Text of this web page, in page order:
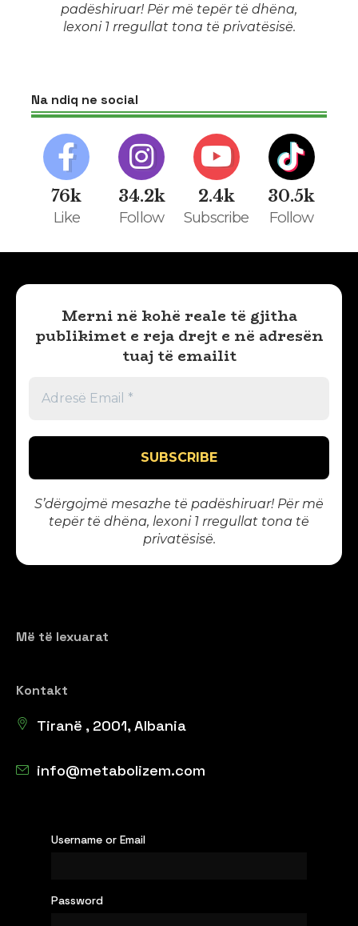
padëshiruar! Për më tepër të dhëna,
lexoni 1 rregullat tona të privatësisë.
Na ndiq ne social
76k
Like
34.2k
Follow
2.4k
Subscribe
30.5k
Follow
Merni në kohë reale të gjitha
publikimet e reja drejt e në adresën
tuaj të emailit
S’dërgojmë mesazhe të padëshiruar! Për më
tepër të dhëna, lexoni 1 rregullat tona të
privatësisë.
Më të lexuarat
Kontakt
Tiranë , 2001, Albania
info@metabolizem.com
Username or Email
Password